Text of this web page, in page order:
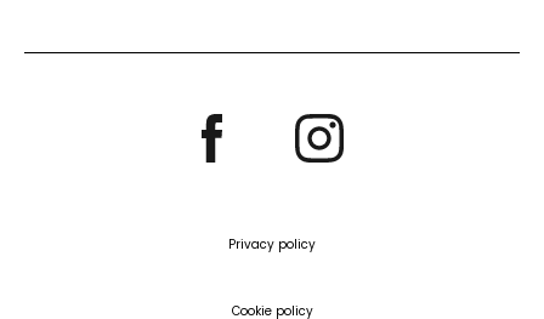
Privacy policy
Cookie policy